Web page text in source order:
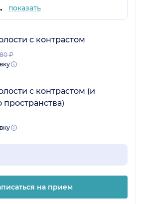
17-00 показать
с контрастом
₽
с контрастом (и
на прием